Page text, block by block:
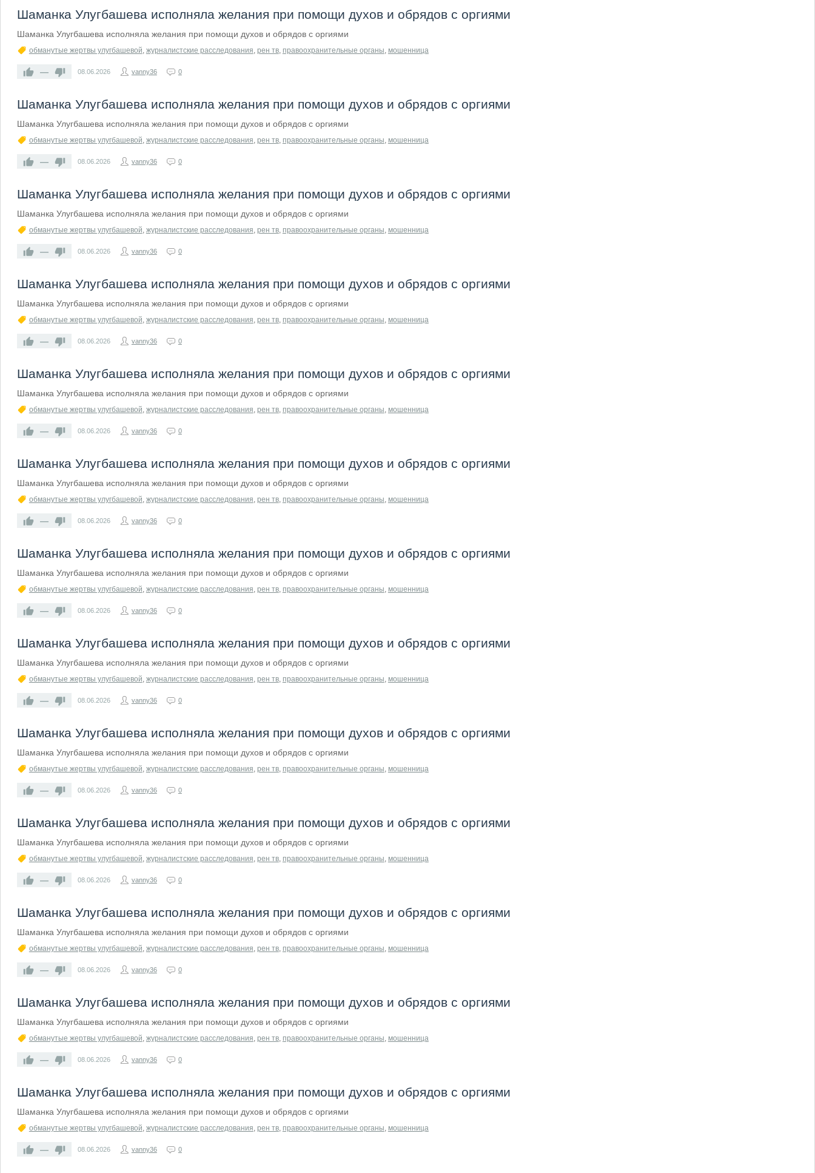
Шаманка Улугбашева исполняла желания при помощи духов и обрядов с оргиями
Шаманка Улугбашева исполняла желания при помощи духов и обрядов с оргиями
обманутые жертвы улугбашевой, журналистские расследования, рен тв, правоохранительные органы, мошенница
— 08.06.2026 vanny36 0
Шаманка Улугбашева исполняла желания при помощи духов и обрядов с оргиями
Шаманка Улугбашева исполняла желания при помощи духов и обрядов с оргиями
обманутые жертвы улугбашевой, журналистские расследования, рен тв, правоохранительные органы, мошенница
— 08.06.2026 vanny36 0
Шаманка Улугбашева исполняла желания при помощи духов и обрядов с оргиями
Шаманка Улугбашева исполняла желания при помощи духов и обрядов с оргиями
обманутые жертвы улугбашевой, журналистские расследования, рен тв, правоохранительные органы, мошенница
— 08.06.2026 vanny36 0
Шаманка Улугбашева исполняла желания при помощи духов и обрядов с оргиями
Шаманка Улугбашева исполняла желания при помощи духов и обрядов с оргиями
обманутые жертвы улугбашевой, журналистские расследования, рен тв, правоохранительные органы, мошенница
— 08.06.2026 vanny36 0
Шаманка Улугбашева исполняла желания при помощи духов и обрядов с оргиями
Шаманка Улугбашева исполняла желания при помощи духов и обрядов с оргиями
обманутые жертвы улугбашевой, журналистские расследования, рен тв, правоохранительные органы, мошенница
— 08.06.2026 vanny36 0
Шаманка Улугбашева исполняла желания при помощи духов и обрядов с оргиями
Шаманка Улугбашева исполняла желания при помощи духов и обрядов с оргиями
обманутые жертвы улугбашевой, журналистские расследования, рен тв, правоохранительные органы, мошенница
— 08.06.2026 vanny36 0
Шаманка Улугбашева исполняла желания при помощи духов и обрядов с оргиями
Шаманка Улугбашева исполняла желания при помощи духов и обрядов с оргиями
обманутые жертвы улугбашевой, журналистские расследования, рен тв, правоохранительные органы, мошенница
— 08.06.2026 vanny36 0
Шаманка Улугбашева исполняла желания при помощи духов и обрядов с оргиями
Шаманка Улугбашева исполняла желания при помощи духов и обрядов с оргиями
обманутые жертвы улугбашевой, журналистские расследования, рен тв, правоохранительные органы, мошенница
— 08.06.2026 vanny36 0
Шаманка Улугбашева исполняла желания при помощи духов и обрядов с оргиями
Шаманка Улугбашева исполняла желания при помощи духов и обрядов с оргиями
обманутые жертвы улугбашевой, журналистские расследования, рен тв, правоохранительные органы, мошенница
— 08.06.2026 vanny36 0
Шаманка Улугбашева исполняла желания при помощи духов и обрядов с оргиями
Шаманка Улугбашева исполняла желания при помощи духов и обрядов с оргиями
обманутые жертвы улугбашевой, журналистские расследования, рен тв, правоохранительные органы, мошенница
— 08.06.2026 vanny36 0
Шаманка Улугбашева исполняла желания при помощи духов и обрядов с оргиями
Шаманка Улугбашева исполняла желания при помощи духов и обрядов с оргиями
обманутые жертвы улугбашевой, журналистские расследования, рен тв, правоохранительные органы, мошенница
— 08.06.2026 vanny36 0
Шаманка Улугбашева исполняла желания при помощи духов и обрядов с оргиями
Шаманка Улугбашева исполняла желания при помощи духов и обрядов с оргиями
обманутые жертвы улугбашевой, журналистские расследования, рен тв, правоохранительные органы, мошенница
— 08.06.2026 vanny36 0
Шаманка Улугбашева исполняла желания при помощи духов и обрядов с оргиями
Шаманка Улугбашева исполняла желания при помощи духов и обрядов с оргиями
обманутые жертвы улугбашевой, журналистские расследования, рен тв, правоохранительные органы, мошенница
— 08.06.2026 vanny36 0